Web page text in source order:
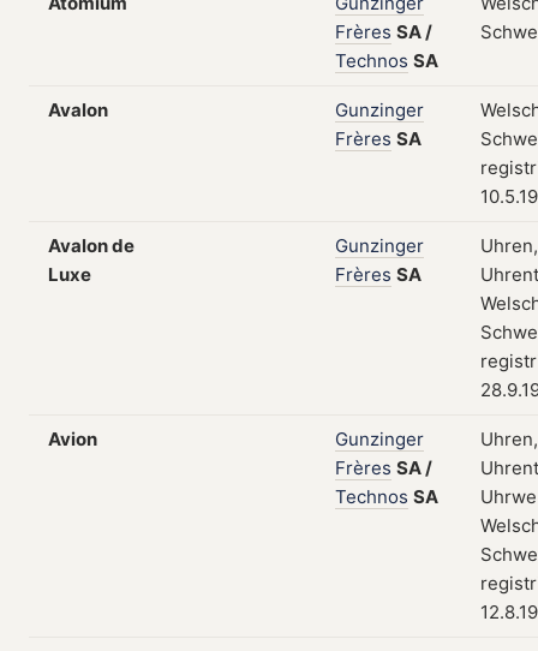
Frères SA/
Technos SA
Avalon
Gunzinger
Frères SA
Avalon de
Luxe
Gunzinger
Frères SA
Uhren,
Avion
Gunzinger
Frères SA/
Technos SA
Uhren,